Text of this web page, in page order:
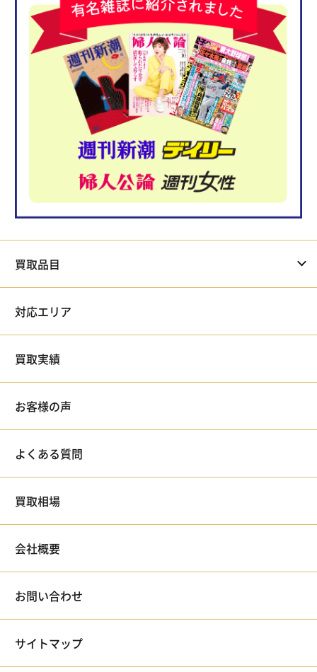
買取品目
対応エリア
買取実績
お客様の声
よくある質問
買取相場
会社概要
お問い合わせ
サイトマップ